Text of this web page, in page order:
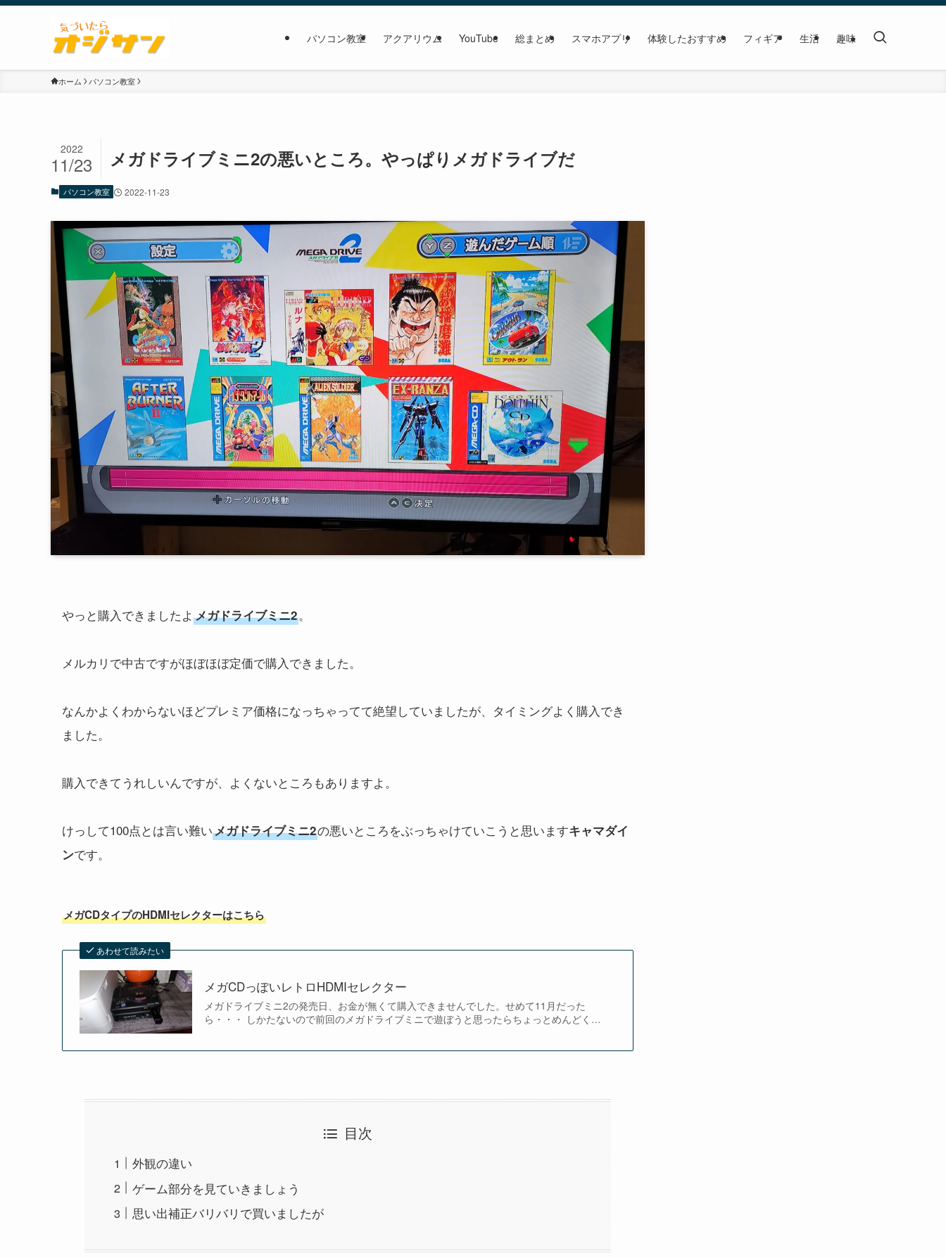
パソコン教室 アクアリウム YouTube 総まとめ スマホアプリ 体験したおすすめ フィギア 生活 趣味
ホーム パソコン教室
メガドライブミニ2の悪いところ。やっぱりメガドライブだ
2022
11/23
パソコン教室 2022-11-23
やっと購入できましたよ メガドライブミニ2。
メルカリで中古ですがほぼほぼ定価で購入できました。
なんかよくわからないほどプレミア価格になっちゃってて絶望していましたが、タイミングよく購入でき
ました。
購入できてうれしいんですが、よくないところもありますよ。
けっして100点とは言い難いメガドライブミニ2の悪いところをぶっちゃけていこうと思いますキャマダイ
ンです。
メガCDタイプのHDMIセレクターはこちら
あわせて読みたい
メガCDっぽいレトロHDMIセレクター
メガドライブミニ2の発売日、お金が無くて購入できませんでした。せめて11月だった
ら・・・ しかたないので前回のメガドライブミニで遊ぼうと思ったらちょっとめんどく…
目次
外観の違い
ゲーム部分を見ていきましょう
思い出補正バリバリで買いましたが